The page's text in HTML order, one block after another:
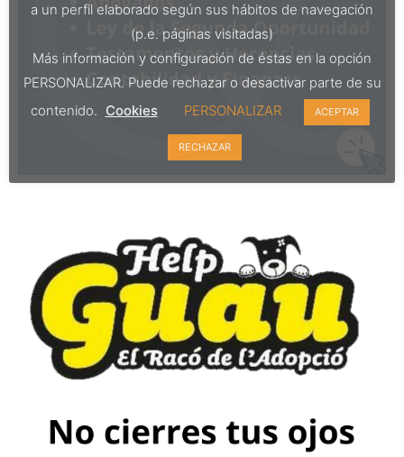
a un perfil elaborado según sus hábitos de navegación
(p.e. páginas visitadas)
Más información y configuración de éstas en la opción
PERSONALIZAR. Puede rechazar o desactivar parte de su
contenido. Cookies PERSONALIZAR ACEPTAR
RECHAZAR